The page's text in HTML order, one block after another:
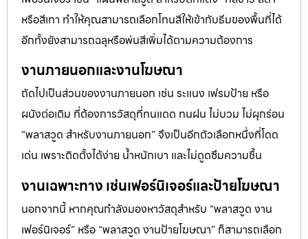
หรือสีเทา ทำให้คุณสามารถเลือกโทนสีให้เข้ากับธีมของพื้นที่ได้
อีกทั้งยังสามารถฉลุหรือพ่นสีเพิ่มได้ตามความต้องการ
งานภายนอกและงานโฆษณา
ถัดไปเป็นส่วนของงานภายนอก เช่น ระแนง เฟรมป้าย หรือ
ผนังต่อเติม ที่ต้องการวัสดุที่ทนแดด ทนฝน ไม่บวม ไม่ผุกร่อน
“พลาสวูด สำหรับงานภายนอก” จึงเป็นอีกตัวเลือกหนึ่งที่โดด
เด่น เพราะติดตั้งได้ง่าย น้ำหนักเบา และไม่ดูดซึมความชื้น
งานเฉพาะทาง เช่นเฟอร์นิเจอร์และป้ายโฆษณา
นอกจากนี้ หากคุณกำลังมองหาวัสดุสำหรับ “พลาสวูด งาน
เฟอร์นิเจอร์” หรือ “พลาสวูด งานป้ายโฆษณา” ก็สามารถเลือก